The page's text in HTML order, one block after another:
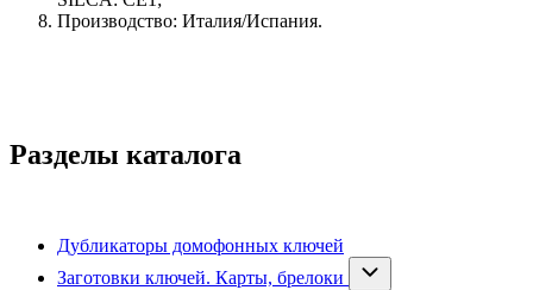
Производство: Италия/Испания.
Разделы каталога
Дубликаторы домофонных ключей
Заготовки ключей. Карты, брелоки